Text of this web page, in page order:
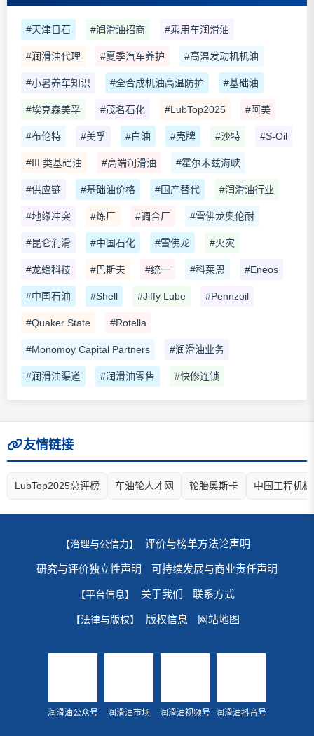
#天津日石 #润滑油招商 #乘用车润滑油
#润滑油代理 #夏季汽车养护 #高温发动机机油
#小暑养车知识 #全合成机油高温防护 #基础油
#埃克森美孚 #茂名石化 #LubTop2025 #阿美
#布伦特 #美孚 #白油 #壳牌 #沙特 #S-Oil
#III 类基础油 #高端润滑油 #霍尔木兹海峡
#供应链 #基础油价格 #国产替代 #润滑油行业
#地缘冲突 #炼厂 #调合厂 #雪佛龙奥伦耐
#昆仑润滑 #中国石化 #雪佛龙 #火灾
#龙蟠科技 #巴斯夫 #统一 #科莱恩 #Eneos
#中国石油 #Shell #Jiffy Lube #Pennzoil
#Quaker State #Rotella
#Monomoy Capital Partners #润滑油业务
#润滑油渠道 #润滑油零售 #快修连锁
友情链接
LubTop2025总评榜 车油轮人才网 轮胎奥斯卡 中国工程机
【治理与公信力】 评价与榜单方法论声明
研究与评价独立性声明 可持续发展与商业责任声明
【平台信息】 关于我们 联系方式
【法律与版权】 版权信息 网站地图
润滑油公众号 润滑油市场 润滑油视频号 润滑油抖音号